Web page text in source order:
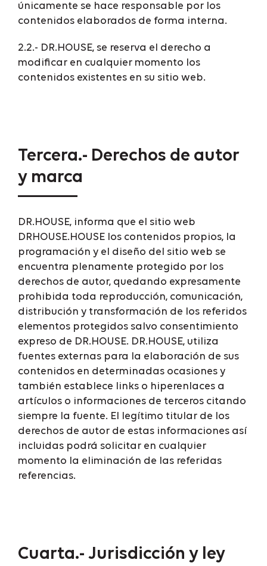
únicamente se hace responsable por los
contenidos elaborados de forma interna.
2.2.- DR.HOUSE, se reserva el derecho a
modificar en cualquier momento los
contenidos existentes en su sitio web.
Tercera.- Derechos de autor
y marca
DR.HOUSE, informa que el sitio web
DRHOUSE.HOUSE los contenidos propios, la
programación y el diseño del sitio web se
encuentra plenamente protegido por los
derechos de autor, quedando expresamente
prohibida toda reproducción, comunicación,
distribución y transformación de los referidos
elementos protegidos salvo consentimiento
expreso de DR.HOUSE. DR.HOUSE, utiliza
fuentes externas para la elaboración de sus
contenidos en determinadas ocasiones y
también establece links o hiperenlaces a
artículos o informaciones de terceros citando
siempre la fuente. El legítimo titular de los
derechos de autor de estas informaciones así
incluidas podrá solicitar en cualquier
momento la eliminación de las referidas
referencias.
Cuarta.- Jurisdicción y ley